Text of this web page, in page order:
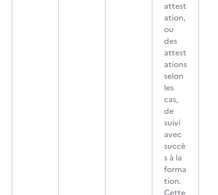
attest
ation,
ou
des
attest
ations
selon
les
cas,
de
suivi
avec
succè
s à la
forma
tion.
Cette